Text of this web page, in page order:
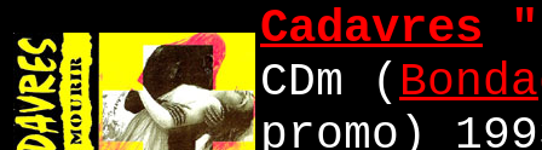
Cadavres "
CDm (
promo)